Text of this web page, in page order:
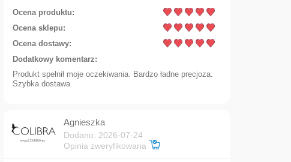
Ocena produktu:
Ocena sklepu:
Ocena dostawy:
Dodatkowy komentarz:
Produkt spełnił moje oczekiwania. Bardzo ładne precjoza.
Szybka dostawa.
Agnieszka
Dodano: 2026-07-24
Opinia zweryfikowana